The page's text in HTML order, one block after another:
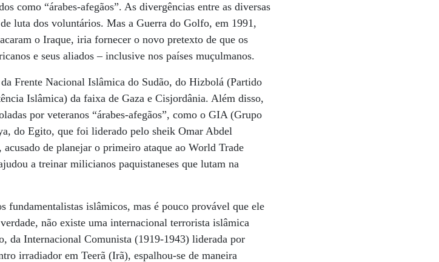
como “árabes-afegãos”. As divergências entre as diversas
luta dos voluntários. Mas a Guerra do Golfo, em 1991,
o Iraque, iria fornecer o novo pretexto de que os
e seus aliados – inclusive nos países muçulmanos.
Frente Nacional Islâmica do Sudão, do Hizbolá (Partido
Islâmica) da faixa de Gaza e Cisjordânia. Além disso,
por veteranos “árabes-afegãos”, como o GIA (Grupo
do Egito, que foi liderado pelo sheik Omar Abdel
de planejar o primeiro ataque ao World Trade
a treinar milicianos paquistaneses que lutam na
fundamentalistas islâmicos, mas é pouco provável que ele
não existe uma internacional terrorista islâmica
da Internacional Comunista (1919-1943) liderada por
irradiador em Teerã (Irã), espalhou-se de maneira